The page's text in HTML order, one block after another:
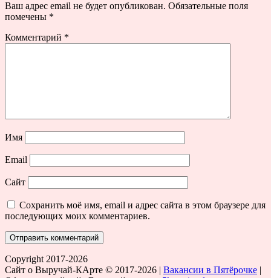
Ваш адрес email не будет опубликован. Обязательные поля
помечены *
Комментарий *
Имя
Email
Сайт
Сохранить моё имя, email и адрес сайта в этом браузере для
последующих моих комментариев.
Copyright 2017-2026
Сайт о Выручай-КАрте © 2017-2026 | Вакансии в Пятёрочке |